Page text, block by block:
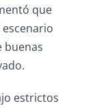
que
buenas
estrictos